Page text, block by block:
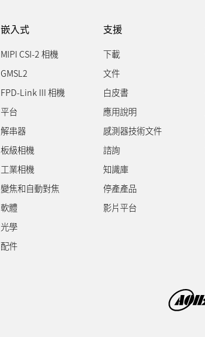
嵌入式
MIPI CSI-2 相機
GMSL2
FPD-Link III 相機
平台
解串器
板級相機
工業相機
變焦和自動對焦
軟體
光學
配件
支援
下載
文件
白皮書
應用說明
感測器技術文件
諮詢
知識庫
停產產品
影片平台